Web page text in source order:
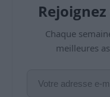
Chaque
meilleures